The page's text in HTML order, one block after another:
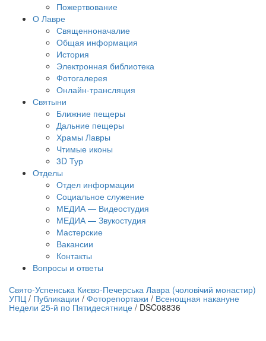
Пожертвование
О Лавре
Священноначалие
Общая информация
История
Электронная библиотека
Фотогалерея
Онлайн-трансляция
Святыни
Ближние пещеры
Дальние пещеры
Храмы Лавры
Чтимые иконы
3D Тур
Отделы
Отдел информации
Социальное служение
МЕДИА — Видеостудия
МЕДИА — Звукостудия
Мастерские
Вакансии
Контакты
Вопросы и ответы
трансляция | 12 сентября
трансляции
Свято-Успенська Києво-Печерська Лавра (чоловічий монастир)
УПЦ / Публикации / Фоторепортажи / Всенощная накануне
Недели 25-й по Пятидесятнице / DSC08836